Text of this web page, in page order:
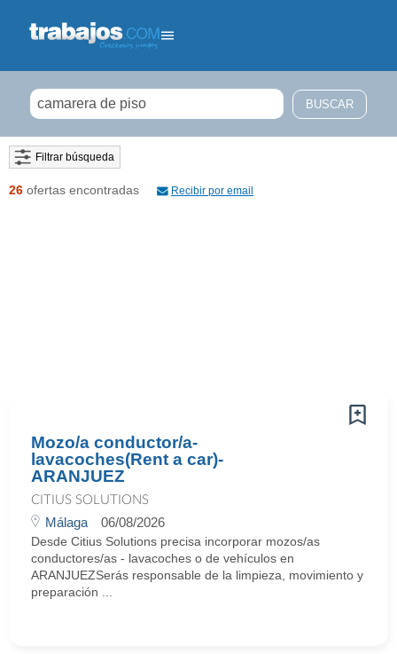
Filtrar búsqueda
26 ofertas encontradas Recibir por email
Mozo/a conductor/a-
lavacoches(Rent a car)-
ARANJUEZ
CITIUS SOLUTIONS
Málaga 06/08/2026
Desde Citius Solutions precisa incorporar mozos/as
conductores/as - lavacoches o de vehículos en
ARANJUEZSerás responsable de la limpieza, movimiento y
preparación ...